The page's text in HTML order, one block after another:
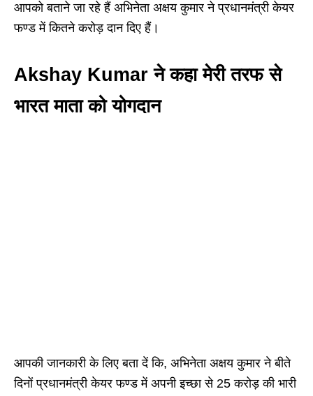
आपको बताने जा रहे हैं अभिनेता अक्षय कुमार ने प्रधानमंत्री केयर
फण्ड में कितने करोड़ दान दिए हैं।
Akshay Kumar ने कहा मेरी तरफ से
भारत माता को योगदान
आपकी जानकारी के लिए बता दें कि, अभिनेता अक्षय कुमार ने बीते
दिनों प्रधानमंत्री केयर फण्ड में अपनी इच्छा से 25 करोड़ की भारी